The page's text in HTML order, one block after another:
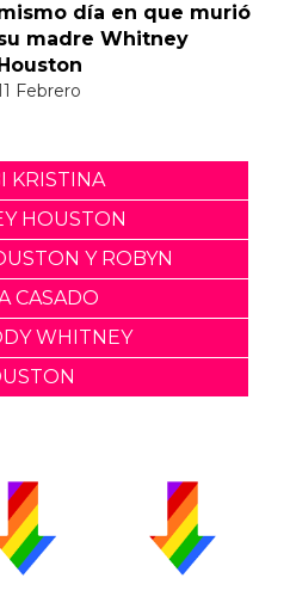
día en que murió
madre Whitney
Houston
Febrero
KRISTINA
HOUSTON
Y ROBYN
CASADO
WHITNEY